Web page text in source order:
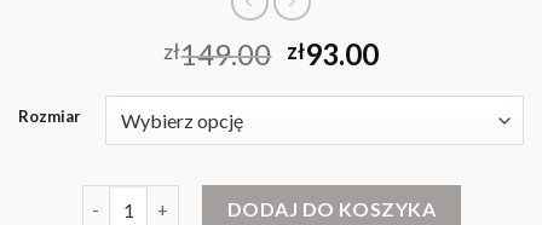
zł149.00 zł93.00
Rozmiar
ilość golfy damskieDODAJ DO KOSZYKA